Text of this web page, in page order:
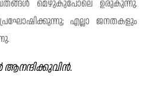
മെഴുകുപോലെ ഉരുകുന്നു.
എല്ലാ ജനതകളും
ആനന്ദിക്കുവിൻ.